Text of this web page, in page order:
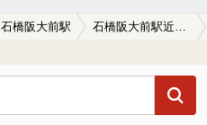
石橋阪大前駅 石橋阪大前駅近くの温泉宿・温泉旅館・ホテルおすすめ(2026年版)